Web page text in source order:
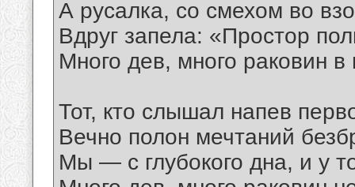
А русалка, со смехом во
Вдруг запела: «Простор
Много дев, много раковин
Тот, кто слышал напев
Вечно полон мечтаний
Мы — с глубокого дна, и у